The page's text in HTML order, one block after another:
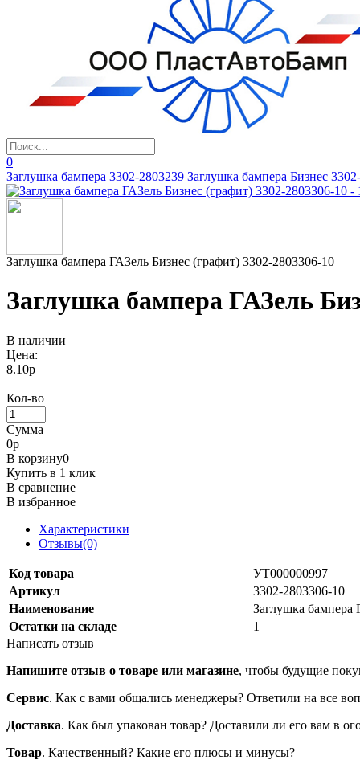
0
Заглушка бампера 3302-2803239 Заглушка бампера Бизнес
Заглушка бампера ГАЗель Бизнес (графит) 3302-2803306-10
Заглушка бампера ГАЗель
В наличии
Цена:
8.10р
Кол-во
Сумма
0р
В корзину0
Купить в 1 клик
В сравнение
В избранное
Характеристики
Отзывы(0)
Код товара
УТ000000997
Артикул
3302-2803306-10
Наименование
Заглушка бампера
Остатки на складе
1
Написать отзыв
Напишите отзыв о товаре или магазине, чтобы будущие
Сервис. Как с вами общались менеджеры? Ответили на все
Доставка. Как был упакован товар? Доставили ли его вам в
Товар. Качественный? Какие его плюсы и минусы?